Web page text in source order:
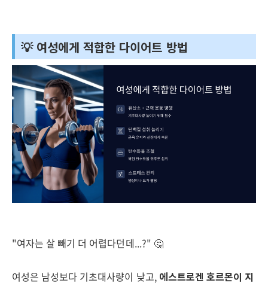
💡 여성에게 적합한 다이어트 방법
"여자는 살 빼기 더 어렵다던데...?" 🤔
여성은 남성보다 기초대사량이 낮고, 에스트로겐 호르몬이 지